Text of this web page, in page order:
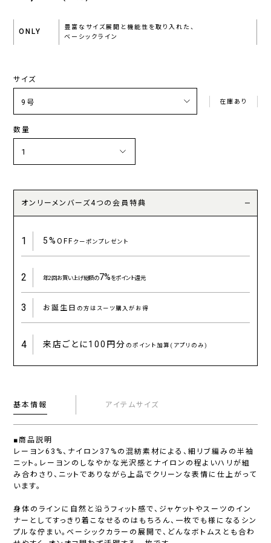
ONLY
豊富なサイズ展開と機能性を取り入れた、
ベーシックライン
サイズ
在庫あり
数量
オンリーメンバーズ4つの会員特典
1 5%OFFクーポンプレゼント
2 年2回お買い上げ総額の7%をポイント還元
3 お誕生日 の方はスーツ購入がお得
4 来店ごとに100円分 のポイント加算(アプリのみ)
基本情報 アイテムサイズ
■商品説明
レーヨン63%、ナイロン37%の混紡素材による、細リブ編みの半袖
ニット。レーヨンのしなやかな光沢感とナイロンの程よいハリが組
み合わさり、ニットでありながら上品でクリーンな表情に仕上がって
います。
身体のラインに自然と沿うフィット感で、ジャケットやスーツのイン
ナーとしてすっきり着こなせるのはもちろん、一枚でも様になるシン
プルな佇まい。ベーシックカラーの展開で、どんなボトムスとも合わ